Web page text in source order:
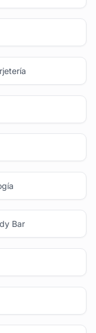
Bar